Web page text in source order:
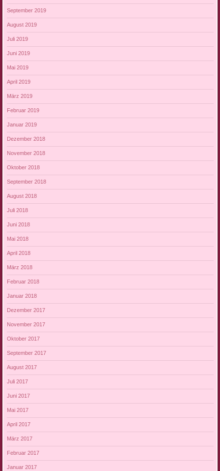
September 2019
August 2019
Juli 2019
Juni 2019
Mai 2019
April 2019
März 2019
Februar 2019
Januar 2019
Dezember 2018
November 2018
Oktober 2018
September 2018
August 2018
Juli 2018
Juni 2018
Mai 2018
April 2018
März 2018
Februar 2018
Januar 2018
Dezember 2017
November 2017
Oktober 2017
September 2017
August 2017
Juli 2017
Juni 2017
Mai 2017
April 2017
März 2017
Februar 2017
Januar 2017